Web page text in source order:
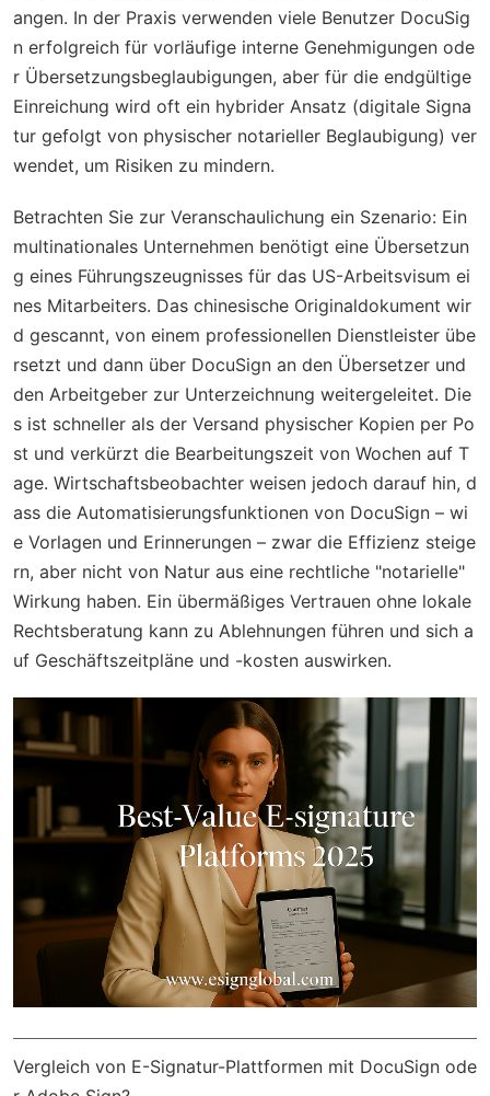
angen. In der Praxis verwenden viele Benutzer DocuSig
n erfolgreich für vorläufige interne Genehmigungen ode
r Übersetzungsbeglaubigungen, aber für die endgültige
Einreichung wird oft ein hybrider Ansatz (digitale Signa
tur gefolgt von physischer notarieller Beglaubigung) ver
wendet, um Risiken zu mindern.
Betrachten Sie zur Veranschaulichung ein Szenario: Ein
multinationales Unternehmen benötigt eine Übersetzun
g eines Führungszeugnisses für das US-Arbeitsvisum ei
nes Mitarbeiters. Das chinesische Originaldokument wir
d gescannt, von einem professionellen Dienstleister übe
rsetzt und dann über DocuSign an den Übersetzer und
den Arbeitgeber zur Unterzeichnung weitergeleitet. Die
s ist schneller als der Versand physischer Kopien per Po
st und verkürzt die Bearbeitungszeit von Wochen auf T
age. Wirtschaftsbeobachter weisen jedoch darauf hin, d
ass die Automatisierungsfunktionen von DocuSign – wi
e Vorlagen und Erinnerungen – zwar die Effizienz steige
rn, aber nicht von Natur aus eine rechtliche "notarielle"
Wirkung haben. Ein übermäßiges Vertrauen ohne lokale
Rechtsberatung kann zu Ablehnungen führen und sich a
uf Geschäftszeitpläne und -kosten auswirken.
Vergleich von E-Signatur-Plattformen mit DocuSign ode